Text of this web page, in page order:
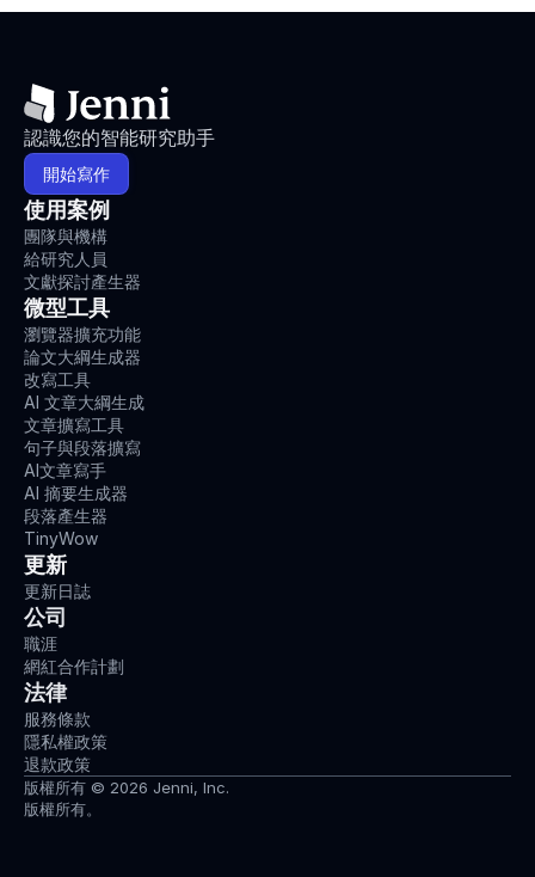
認識您的智能研究助手
開始寫作
使用案例
團隊與機構
給研究人員
文獻探討產生器
微型工具
瀏覽器擴充功能
論文大綱生成器
改寫工具
AI 文章大綱生成
文章擴寫工具
句子與段落擴寫
AI文章寫手
AI 摘要生成器
段落產生器
TinyWow
更新
更新日誌
公司
職涯
網紅合作計劃
法律
服務條款
隱私權政策
退款政策
版權所有 © 2026 Jenni, Inc.
版權所有。